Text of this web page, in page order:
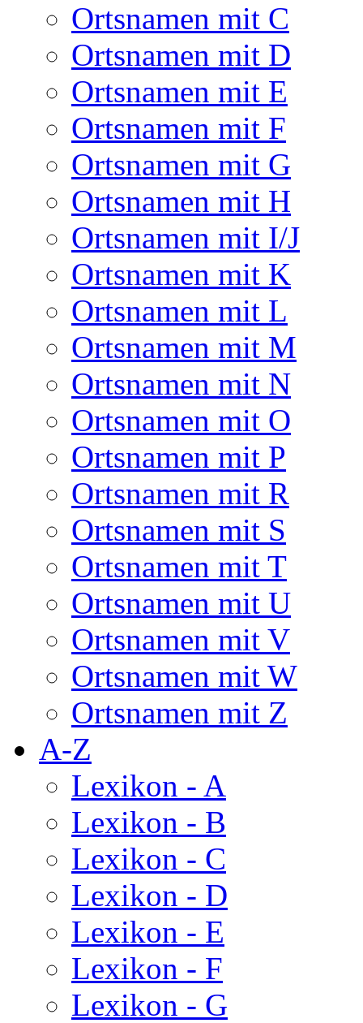
Ortsnamen mit C
Ortsnamen mit D
Ortsnamen mit E
Ortsnamen mit F
Ortsnamen mit G
Ortsnamen mit H
Ortsnamen mit I/J
Ortsnamen mit K
Ortsnamen mit L
Ortsnamen mit M
Ortsnamen mit N
Ortsnamen mit O
Ortsnamen mit P
Ortsnamen mit R
Ortsnamen mit S
Ortsnamen mit T
Ortsnamen mit U
Ortsnamen mit V
Ortsnamen mit W
Ortsnamen mit Z
A-Z
Lexikon - A
Lexikon - B
Lexikon - C
Lexikon - D
Lexikon - E
Lexikon - F
Lexikon - G